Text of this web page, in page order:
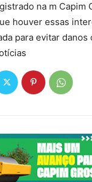
na m Capim
houver essas
para evitar danos